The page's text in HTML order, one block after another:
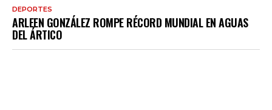
DEPORTES
ARLEEN GONZÁLEZ ROMPE RÉCORD MUNDIAL EN AGUAS
DEL ÁRTICO